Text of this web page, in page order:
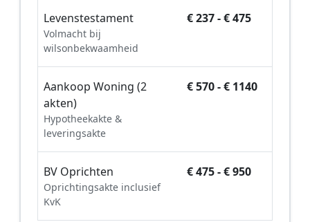
Levenstestament
Volmacht bij
wilsonbekwaamheid
€ 237 - € 475
Aankoop Woning (2
akten)
Hypotheekakte &
leveringsakte
€ 570 - € 1140
BV Oprichten
Oprichtingsakte inclusief
KvK
€ 475 - € 950